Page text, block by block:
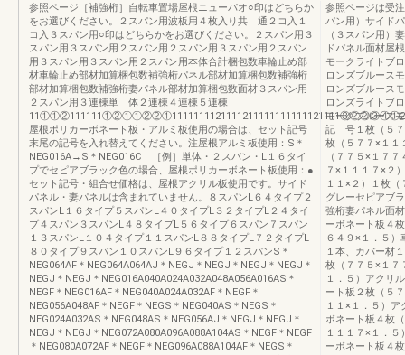
参照ページ［補強桁］自転車置場屋根ニューパオ○印はどちらか
をお選びください。２スパン用波板用４枚入り共 通２コ入１
コ入３スパン用○印はどちらかをお選びください。２スパン用３
スパン用３スパン用２スパン用２スパン用３スパン用２スパン
用３スパン用３スパン用２スパン用本体合計梱包数車輪止め部
材車輪止め部材加算梱包数補強桁パネル部材加算梱包数補強桁
部材加算梱包数補強桁妻パネル部材加算梱包数面材３スパン用
２スパン用３連棟単 体２連棟４連棟５連棟
屋根ポリカーボネート板・アルミ板使用の場合は、セット記号
末尾の記号を入れ替えてください。注屋根アルミ板使用：S＊
NEG016A→S＊NEG016C ［例］単体・２スパン・L１６タイ
プでセピアブラック色の場合、屋根ポリカーボネート板使用：●
セット記号・組合せ価格は、屋根アクリル板使用です。サイド
パネル・妻パネルは含まれていません。８スパンL６４タイプ２
スパンL１６タイプ５スパンL４０タイプL３２タイプL２４タイ
プ４スパン３スパンL４８タイプL５６タイプ６スパン７スパン
１３スパンL１０４タイプ１１スパンL８８タイプL７２タイプL
８０タイプ９スパン１０スパンL９６タイプ１２スパンS＊
NEG064AF＊NEG064A064AJ＊NEGJ＊NEGJ＊NEGJ＊NEGJ＊
NEGJ＊NEGJ＊NEG016A040A024A032A048A056A016AS＊
NEGF＊NEG016AF＊NEG040A024A032AF＊NEGF＊
NEG056A048AF＊NEGF＊NEGS＊NEG040AS＊NEGS＊
NEG024A032AS＊NEG048AS＊NEG056AJ＊NEGJ＊NEGJ＊
NEGJ＊NEGJ＊NEG072A080A096A088A104AS＊NEGF＊NEGF
＊NEG080A072AF＊NEGF＊NEG096A088A104AF＊NEGS＊
参照ページは受
パン用）サイド
（３スパン用）
ドパネル面材屋
モークライトブ
ロンズブルース
ロンズブルース
ロンズライトブ
モークブルース
記 号１枚（５７
枚（５７７×１１
（７７５×１７
７×１１１７×２
１１×２）１枚
グレーセピアブ
強桁妻パネル面
ーボネート板４
６４９×１．５
１本、カバー材
枚（７７５×１７
１．５）アクリ
ート板２枚（５
１１×１．５）
ボネート板４枚
１１１７×１．
ーボネート板４